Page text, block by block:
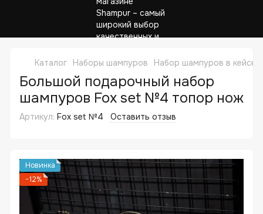
Каталог Наборы шампуров Набор шампуров в
Большой подарочный набор
шампуров Fox set №4 топор нож
Артикул: Fox set №4 Оставить отзыв
Новинка
−12%